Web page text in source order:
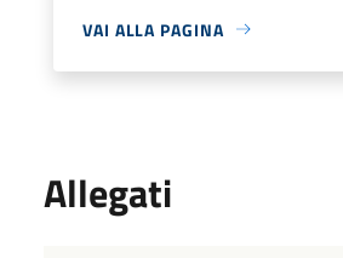
VAI ALLA PAGINA
Allegati